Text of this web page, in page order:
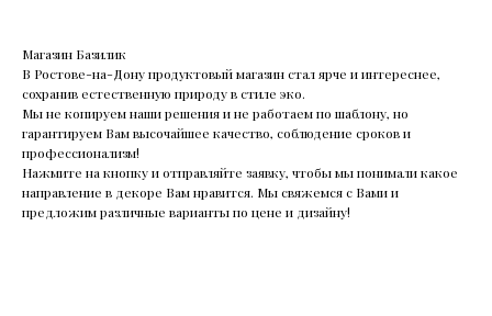
Магазин Базилик
В Ростове-на-Дону продуктовый магазин стал ярче и интереснее,
сохранив естественную природу в стиле эко.
Мы не копируем наши решения и не работаем по шаблону, но
гарантируем Вам высочайшее качество, соблюдение сроков и
профессионализм!
Нажмите на кнопку и отправляйте заявку, чтобы мы понимали какое
направление в декоре Вам нравится. Мы свяжемся с Вами и
предложим различные варианты по цене и дизайну!